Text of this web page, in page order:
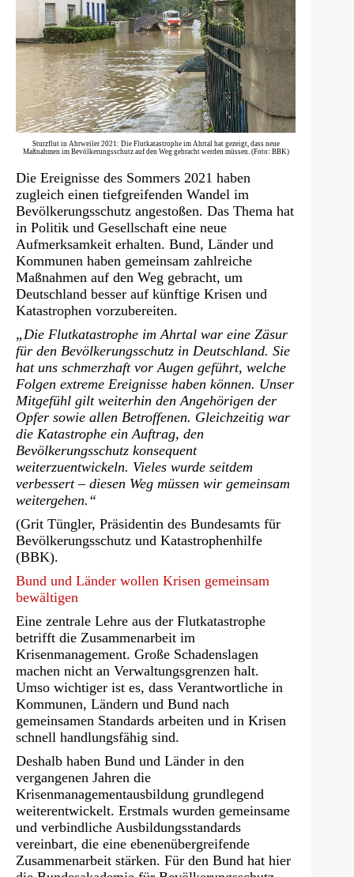
Sturzflut in Ahrweiler 2021: Die Flutkatastrophe im Ahrtal hat gezeigt, dass neue
Maßnahmen im Bevölkerungsschutz auf den Weg gebracht werden müssen. (Foto: BBK)
Die Ereignisse des Sommers 2021 haben
zugleich einen tiefgreifenden Wandel im
Bevölkerungsschutz angestoßen. Das Thema hat
in Politik und Gesellschaft eine neue
Aufmerksamkeit erhalten. Bund, Länder und
Kommunen haben gemeinsam zahlreiche
Maßnahmen auf den Weg gebracht, um
Deutschland besser auf künftige Krisen und
Katastrophen vorzubereiten.
„Die Flutkatastrophe im Ahrtal war eine Zäsur
für den Bevölkerungsschutz in Deutschland. Sie
hat uns schmerzhaft vor Augen geführt, welche
Folgen extreme Ereignisse haben können. Unser
Mitgefühl gilt weiterhin den Angehörigen der
Opfer sowie allen Betroffenen. Gleichzeitig war
die Katastrophe ein Auftrag, den
Bevölkerungsschutz konsequent
weiterzuentwickeln. Vieles wurde seitdem
verbessert – diesen Weg müssen wir gemeinsam
weitergehen.“
(Grit Tüngler, Präsidentin des Bundesamts für
Bevölkerungsschutz und Katastrophenhilfe
(BBK).
Bund und Länder wollen Krisen gemeinsam
bewältigen
Eine zentrale Lehre aus der Flutkatastrophe
betrifft die Zusammenarbeit im
Krisenmanagement. Große Schadenslagen
machen nicht an Verwaltungsgrenzen halt.
Umso wichtiger ist es, dass Verantwortliche in
Kommunen, Ländern und Bund nach
gemeinsamen Standards arbeiten und in Krisen
schnell handlungsfähig sind.
Deshalb haben Bund und Länder in den
vergangenen Jahren die
Krisenmanagementausbildung grundlegend
weiterentwickelt. Erstmals wurden gemeinsame
und verbindliche Ausbildungsstandards
vereinbart, die eine ebenenübergreifende
Zusammenarbeit stärken. Für den Bund hat hier